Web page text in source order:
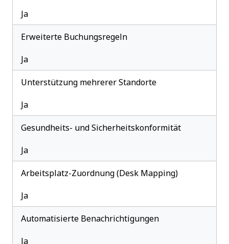
Ja
Erweiterte Buchungsregeln
Ja
Unterstützung mehrerer Standorte
Ja
Gesundheits- und Sicherheitskonformität
Ja
Arbeitsplatz-Zuordnung (Desk Mapping)
Ja
Automatisierte Benachrichtigungen
Ja